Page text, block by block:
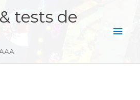
tests de